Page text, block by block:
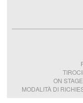
ON
MODALITÀ DI